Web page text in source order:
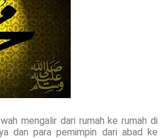
mengalir dari rumah ke rumah di
dan para pemimpin dari abad ke